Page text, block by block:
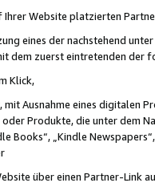
Website platzierten
eines der nachstehend
dem zuerst eintretenden der
Klick,
Ausnahme eines digitalen
Produkte, die unter dem
Books“, „Kindle
über einen Partner-Link